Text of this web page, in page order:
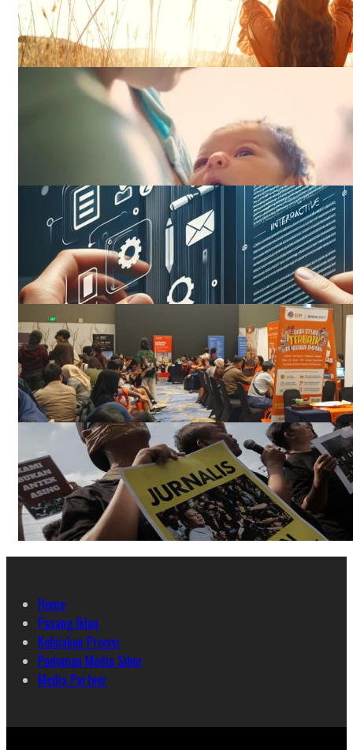
Home
Pasang Iklan
Kebijakan Privasi
Pedoman Media Siber
Media Partner